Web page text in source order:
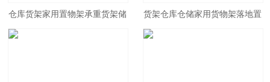
仓库货架家用置物架承重货架储
货架仓库仓储家用货物架落地置